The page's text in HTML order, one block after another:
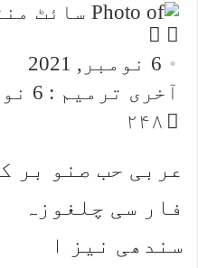
Follow
on
X
email
6 نومبر, 2021
آخری ترمیم : 6 نومبر, 2021
۲۴۸
عربی حب صنو بر
فار سی چلغوزہ
سندھی نیز ا